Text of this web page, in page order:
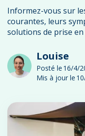
Informez-vous sur
courantes, leurs
solutions de prise
Louise
Posté le 16/4/
Mis à jour le